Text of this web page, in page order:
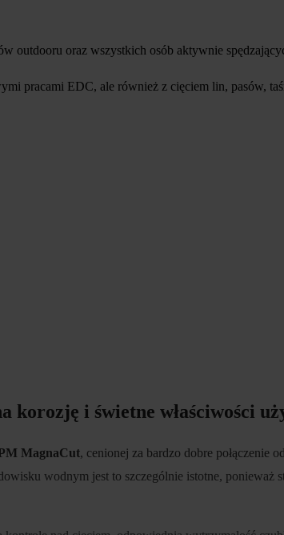
outdooru oraz wszystkich osób aktywnie
pracami EDC, ale również z cięciem lin, pasów,
i świetne właściwości
MagnaCut, cenionej za bardzo dobre połączenie
wodnym jest to szczególnie istotne, ponieważ